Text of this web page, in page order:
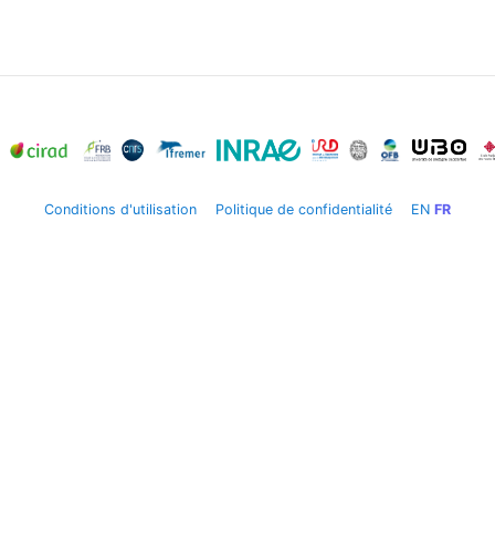
Conditions d'utilisation Politique de confidentialité EN FR